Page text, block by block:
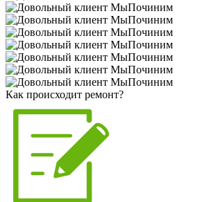
Как происходит ремонт?